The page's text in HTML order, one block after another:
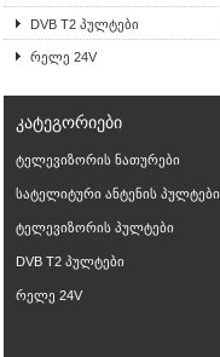
DVB T2 პულტები
რელე 24V
ᲙᲐᲢᲔᲒᲝᲠᲘᲔᲑᲘ
ტელევიზორის ნათურები
სატელიტური ანტენის პულტები
ტელევიზორის პულტები
DVB T2 პულტები
რელე 24V